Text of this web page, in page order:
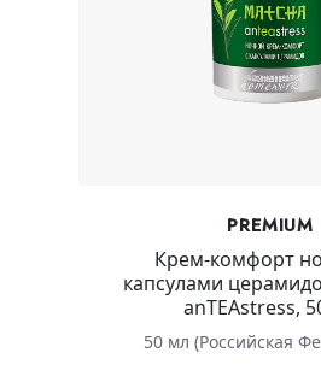
PREMIUM
Крем-комфорт
капсулами
anTEAstress,
50 мл (Российская